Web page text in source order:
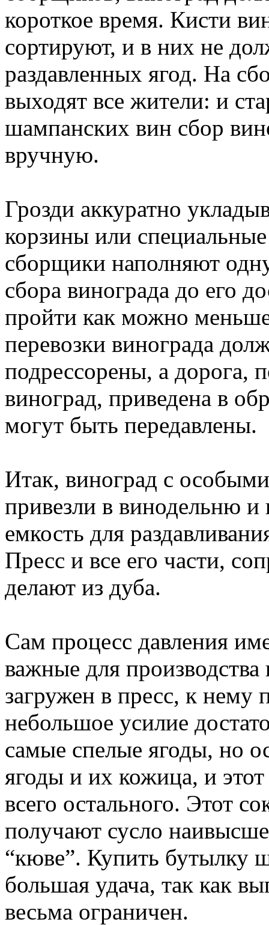
короткое время. Кисти
сортируют, и в них не
раздавленных ягод. На
выходят все жители: и
шампанских вин сбор
вручную.
Грозди аккуратно
корзины или
сборщики наполняют
сбора винограда до его
пройти как можно
перевозки винограда
подрессорены, а дорога,
виноград, приведена в
могут быть передавлены.
Итак, виноград с
привезли в винодельню и
емкость для
Пресс и все его части,
делают из дуба.
Сам процесс давления
важные для
загружен в пресс, к нему
небольшое усилие
самые спелые ягоды, но
ягоды и их кожица, и
всего остального. Этот
получают сусло
“кюве”. Купить бутылку
большая удача, так как
весьма ограничен.